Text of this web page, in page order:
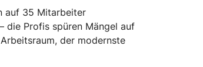
auf 35 Mitarbeiter
die Profis spüren Mängel auf
der modernste